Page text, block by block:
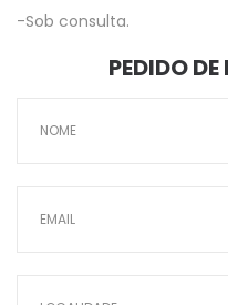
-Sob consulta.
PEDIDO